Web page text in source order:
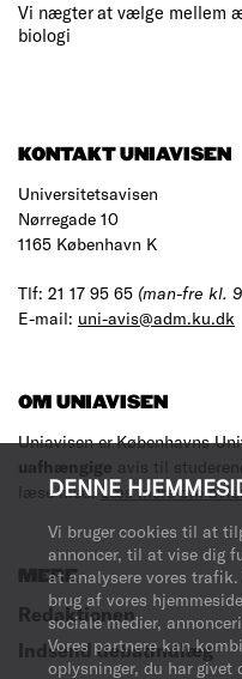
DENNE
Vi bruger cookies til at
annoncer, til at vise dig
at analysere vores trafik.
brug af vores
sociale medier,
Vores partnere kan
oplysninger, du har givet
Vi nægter at vælge mellem
biologi
KONTAKT UNIAVISEN
Universitetsavisen
Nørregade 10
1165 København K
Tlf: 21 17 95 65 (man-fre kl.
E-mail: uni-avis@adm.ku.dk
OM UNIAVISEN
Uniavisen er Københavns
uafhængige avis til
læse med.Læs mere om
MERE
Redaktionen
Indsend debatindlæg